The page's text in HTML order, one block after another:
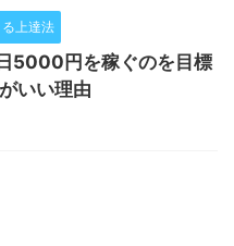
上達法
5000円を稼ぐのを目標
いい理由